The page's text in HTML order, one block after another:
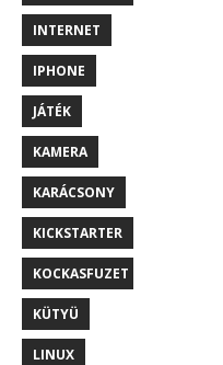
INTERNET
IPHONE
JÁTÉK
KAMERA
KARÁCSONY
KICKSTARTER
KOCKASFUZET
KÜTYÜ
LINUX